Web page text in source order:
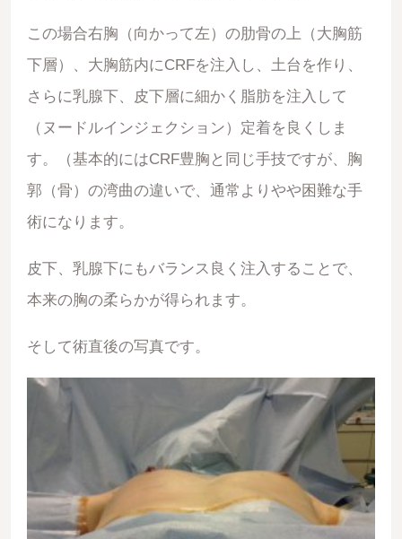
この場合右胸（向かって左）の肋骨の上（大胸筋
下層）、大胸筋内にCRFを注入し、土台を作り、
さらに乳腺下、皮下層に細かく脂肪を注入して
（ヌードルインジェクション）定着を良くしま
す。（基本的にはCRF豊胸と同じ手技ですが、胸
郭（骨）の湾曲の違いで、通常よりやや困難な手
術になります。
皮下、乳腺下にもバランス良く注入することで、
本来の胸の柔らかが得られます。
そして術直後の写真です。